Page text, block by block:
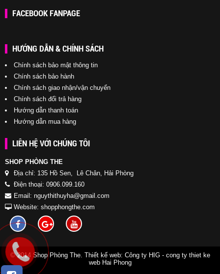
FACEBOOK FANPAGE
HƯỚNG DẪN & CHÍNH SÁCH
Chính sách bảo mật thông tin
Chính sách bảo hành
Chính sách giao nhận/vận chuyển
Chính sách đổi trả hàng
Hướng dẫn thanh toán
Hướng dẫn mua hàng
LIÊN HỆ VỚI CHÚNG TÔI
SHOP PHÒNG THE
Địa chỉ: 135 Hồ Sen, Lê Chân, Hải Phòng
Điện thoại: 0906.099.160
Email: nguythithuyha@gmail.com
Website: shopphongthe.com
© 2014 Shop Phòng The. Thiết kế web: Công ty HIG- cong ty thiet ke
web Hai Phong